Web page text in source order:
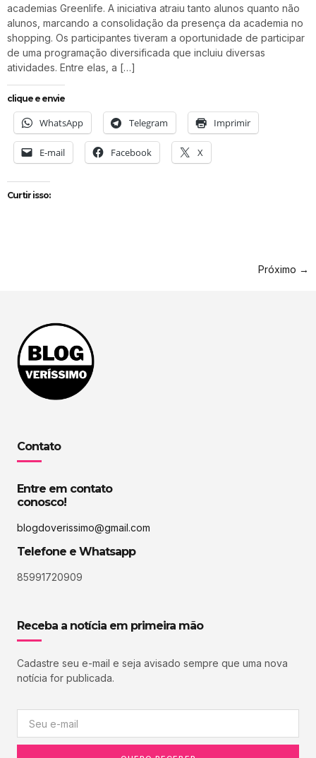
academias Greenlife. A iniciativa atraiu tanto alunos quanto não
alunos, marcando a consolidação da presença da academia no
shopping. Os participantes tiveram a oportunidade de participar
de uma programação diversificada que incluiu diversas
atividades. Entre elas, a […]
clique e envie
WhatsApp Telegram Imprimir
E-mail Facebook X
Curtir isso:
Próximo →
Contato
Entre em contato
conosco!
blogdoverissimo@gmail.com
Telefone e Whatsapp
85991720909
Receba a notícia em primeira mão
Cadastre seu e-mail e seja avisado sempre que uma nova
notícia for publicada.